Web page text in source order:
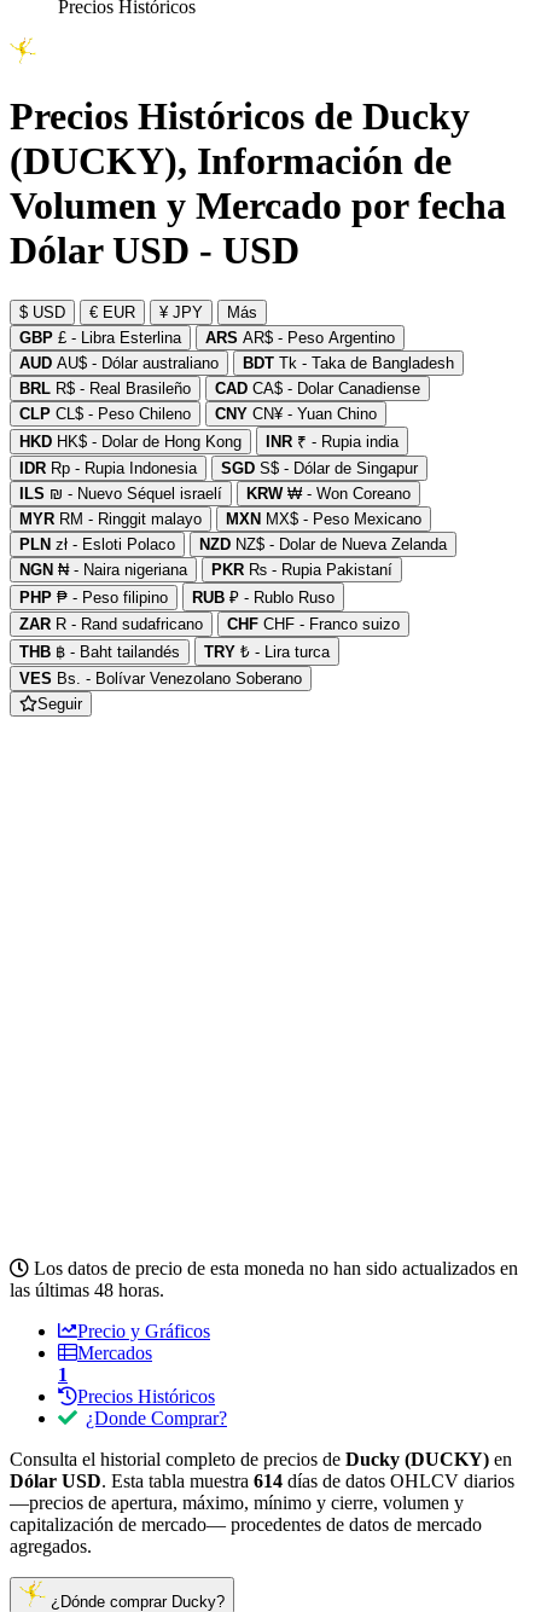
Precios Históricos
Precios Históricos de Ducky
(DUCKY), Información de
Volumen y Mercado por fecha
Dólar USD - USD
$ USD € EUR ¥ JPY
Más
GBP £ - Libra Esterlina ARS AR$ - Peso Argentino
AUD AU$ - Dólar australiano BDT Tk - Taka de Bangladesh
BRL R$ - Real Brasileño CAD CA$ - Dolar Canadiense
CLP CL$ - Peso Chileno CNY CN¥ - Yuan Chino
HKD HK$ - Dolar de Hong Kong INR ₹ - Rupia india
IDR Rp - Rupia Indonesia SGD S$ - Dólar de Singapur
ILS ₪ - Nuevo Séquel israelí KRW₩ - Won Coreano
MYR RM - Ringgit malayo MXN MX$ - Peso Mexicano
PLN zł - Esloti Polaco NZD NZ$ - Dolar de Nueva Zelanda
NGN ₦ - Naira nigeriana PKR ₨ - Rupia Pakistaní
PHP ₱ - Peso filipino RUB ₽ - Rublo Ruso
ZAR R - Rand sudafricano CHF CHF - Franco suizo
THB ฿ - Baht tailandés TRY ₺ - Lira turca
VES Bs. - Bolívar Venezolano Soberano
Seguir
Los datos de precio de esta moneda no han sido actualizados en
las últimas 48 horas.
Precio y Gráficos
Mercados
1
Precios Históricos
¿Donde Comprar?
Consulta el historial completo de precios de Ducky (DUCKY) en
Dólar USD. Esta tabla muestra 614 días de datos OHLCV diarios
—precios de apertura, máximo, mínimo y cierre, volumen y
capitalización de mercado— procedentes de datos de mercado
agregados.
¿Dónde comprar Ducky?